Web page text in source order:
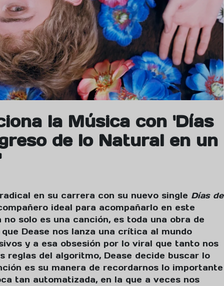
la Música con 'Días
de lo Natural en un
en su carrera con su nuevo single Días de
ideal para acompañarlo en este
solo es una canción, es toda una obra de
Dease nos lanza una crítica al mundo
y a esa obsesión por lo viral que tanto nos
reglas del algoritmo, Dease decide buscar lo
es su manera de recordarnos lo importante
tan automatizada, en la que a veces nos